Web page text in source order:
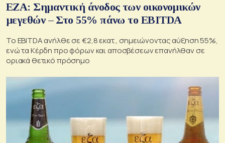
ΕΖΑ: Σημαντική άνοδος των οικονομικών
μεγεθών – Στο 55% πάνω το EBITDA
Το EBITDA ανήλθε σε €2,8 εκατ., σημειώνοντας αύξηση 55%,
ενώ τα Κέρδη προ φόρων και αποσβέσεων επανήλθαν σε
οριακά θετικό πρόσημο